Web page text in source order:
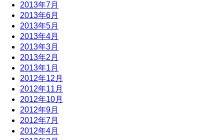
2013年7月
2013年6月
2013年5月
2013年4月
2013年3月
2013年2月
2013年1月
2012年12月
2012年11月
2012年10月
2012年9月
2012年7月
2012年4月